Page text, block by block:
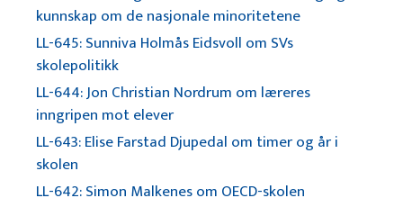
kunnskap om de nasjonale minoritetene
LL-645: Sunniva Holmås Eidsvoll om SVs
skolepolitikk
LL-644: Jon Christian Nordrum om læreres
inngripen mot elever
LL-643: Elise Farstad Djupedal om timer og år i
skolen
LL-642: Simon Malkenes om OECD-skolen